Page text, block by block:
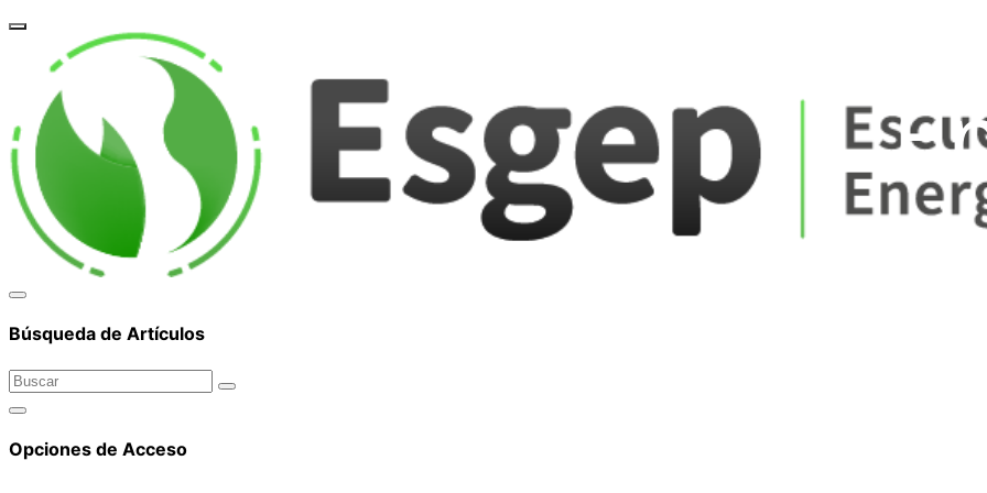
corporate_fare
Búsqueda de Artículos
Opciones de Acceso